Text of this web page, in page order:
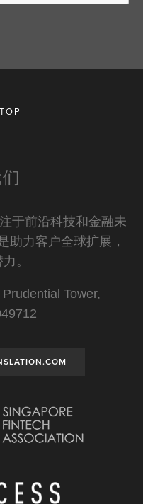
于前沿科技和金融未
助力客户全球扩展，
。
Tower,